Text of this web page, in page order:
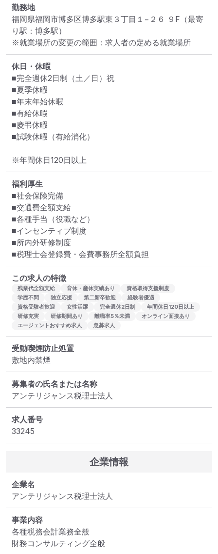
勤務地
福岡県福岡市博多区博多駅東３丁目１−２６ ９F （最寄
り駅：博多駅）
※就業場所の変更の範囲：求人者の定める就業場所
休日・休暇
■完全週休2日制（土／日）祝
■夏季休暇
■年末年始休暇
■有給休暇
■慶弔休暇
■試験休暇（有給消化）
※年間休日120日以上
福利厚生
■社会保険完備
■交通費全額支給
■各種手当（役職など）
■インセンティブ制度
■所内外研修制度
■税理士会登録費・会費事務所全額負担
この求人の特徴
残業代全額支給 育休・産休実績あり
資格取得支援制度
学歴不問
独立応援 第二新卒歓迎
経験者優遇
資格受験者歓迎
女性活躍 完全週休2日制
年間休日120日以上
研修充実
研修期間あり 離職率5％未満
オンライン面接あり
エージェントおすすめ求人
急募求人
受動喫煙防止処置
敷地内禁煙
募集者の氏名または名称
アンテリジャンス税理士法人
求人番号
33245
企業情報
企業名
アンテリジャンス税理士法人
事業内容
各種税務会計業務全般
財務コンサルティング全般